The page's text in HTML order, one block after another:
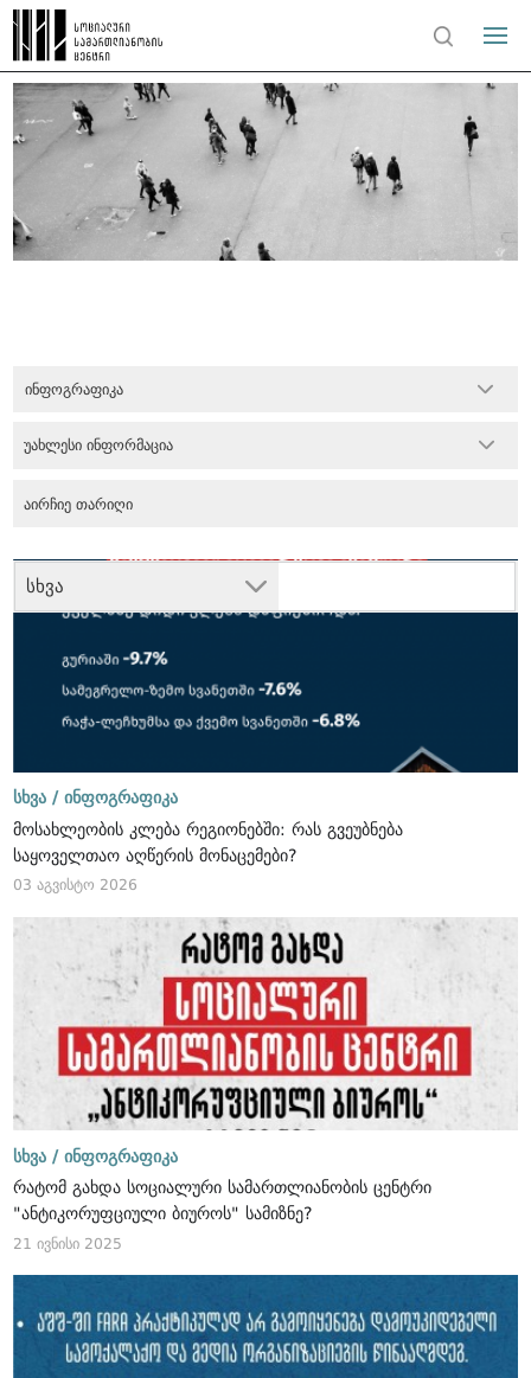
ინფოგრაფიკა
სხვა
უახლესი ინფორმაცია
სხვა / ინფოგრაფიკა
მოსახლეობის კლება რეგიონებში: რას გვეუბნება
საყოველთაო აღწერის მონაცემები?
03 აგვისტო 2026
სხვა / ინფოგრაფიკა
რატომ გახდა სოციალური სამართლიანობის ცენტრი
"ანტიკორუფციული ბიუროს" სამიზნე?
21 ივნისი 2025